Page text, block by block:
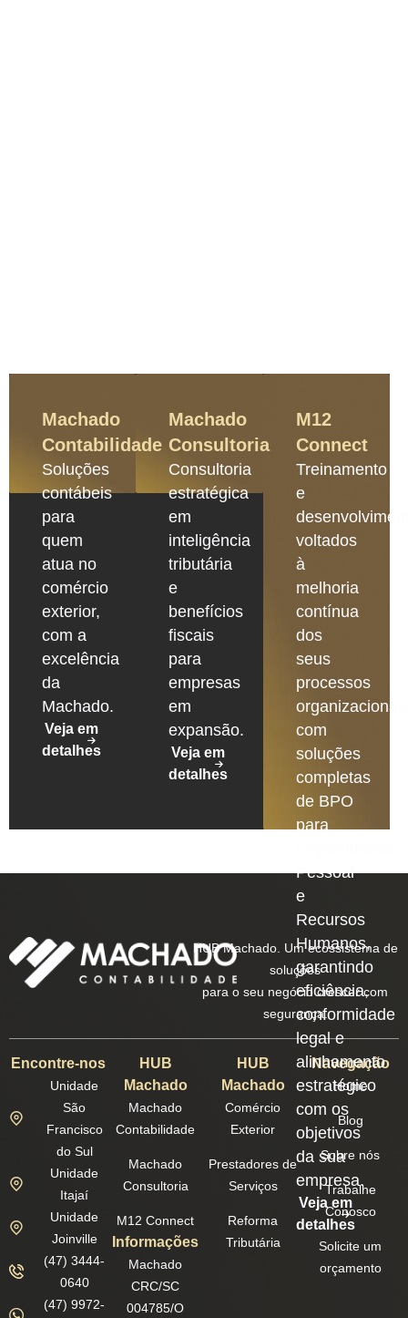
Machado
Contabilidade
Soluções
contábeis
para
quem
atua no
comércio
exterior,
com a
excelência
da
Machado.
Veja em
detalhes
Machado
Consultoria
Consultoria
estratégica
em
inteligência
tributária
e
benefícios
fiscais
para
empresas
em
expansão.
Veja em
detalhes
M12
Connect
Treinamento
e
voltados
à
melhoria
contínua
dos
seus
processos
com
soluções
completas
de BPO
para
Pessoal
e
Recursos
Humanos,
garantindo
eficiência,
conformidade
legal e
alinhamento
estratégico
com os
objetivos
da sua
empresa.
Veja em
detalhes
HUB Machado. Um ecossistema de
soluções
para o seu negócio crescer com
segurança.
Encontre-nos
Unidade
São
Francisco
do Sul
Unidade
Itajaí
Unidade
Joinville
(47) 3444-
0640
(47) 9972-
HUB
Machado
Machado
Contabilidade
Machado
Consultoria
M12 Connect
Informações
Machado
CRC/SC
004785/O
HUB
Machado
Comércio
Exterior
Prestadores de
Serviços
Reforma
Tributária
Navegação
Home
Blog
Sobre nós
Trabalhe
Conosco
Solicite um
orçamento